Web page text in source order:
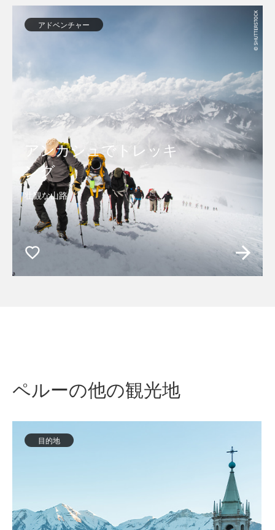
アドベンチャー
アンカシュでトレッキ
ング
壮観な山路
ペルーの他の観光地
目的地